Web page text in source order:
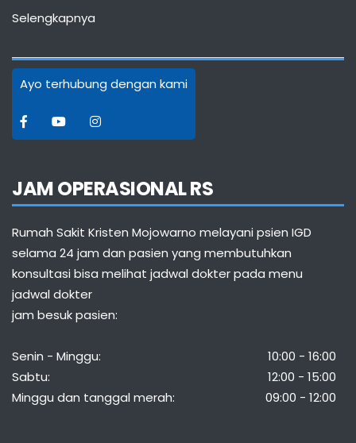
Selengkapnya
Ayo terhubung dengan kami
JAM OPERASIONAL RS
Rumah Sakit Kristen Mojowarno melayani psien IGD
selama 24 jam dan pasien yang membutuhkan
konsultasi bisa melihat jadwal dokter pada menu
jadwal dokter
jam besuk pasien:
Senin - Minggu:
10:00 - 16:00
Sabtu:
12:00 - 15:00
Minggu dan tanggal merah:
09:00 - 12:00